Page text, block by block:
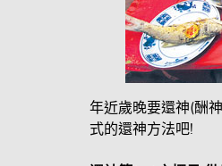
年近歲晚要還神(酬
式的還神方法吧!